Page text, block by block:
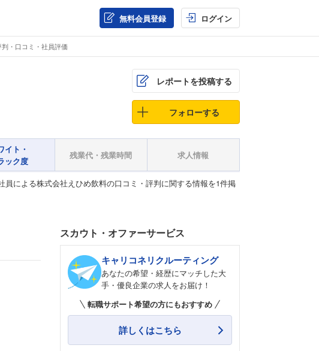
無料会員登録 ログイン
・口コミ・社員評価
レポートを投稿する
フォローする
イト・
ック度
残業代・残業時間 求人情報
による株式会社えひめ飲料の口コミ・評判に関する情報を1件掲
スカウト・オファーサービス
キャリコネリクルーティング
あなたの希望・経歴にマッチした大
手・優良企業の求人をお届け！
転職サポート希望の方にもおすすめ
詳しくはこちら